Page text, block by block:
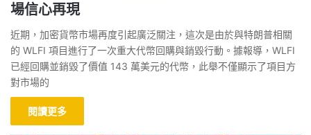
場信心再現
近期，加密貨幣市場再度引起廣泛關注，這次是由於與特朗普相關
的 WLFI 項目進行了一次重大代幣回購與銷毀行動。據報導，WLFI
已經回購並銷毀了價值 143 萬美元的代幣，此舉不僅顯示了項目方
對市場的
閱讀更多